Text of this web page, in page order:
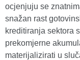
ocjenjuju se
snažan rast
kreditiranja sektora
prekomjerne
materijalizirati u